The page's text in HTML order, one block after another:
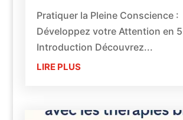
Pratiquer la Pleine Conscience :
Développez votre Attention en
Introduction Découvrez...
LIRE PLUS